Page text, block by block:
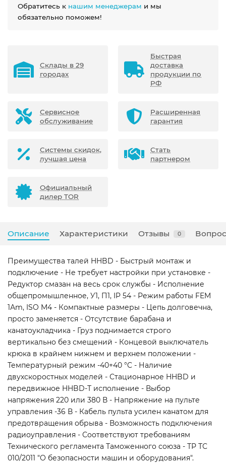
Обратитесь к нашим менеджерам и мы
обязательно поможем!
Склады в 29
городах
Быстрая
доставка
продукции по
РФ
Сервисное
обслуживание
Расширенная
гарантия
Системы скидок,
лучшая цена
Стать
партнером
Официальный
дилер TOR
Описание Характеристики Отзывы 0
Преимущества талей HHBD - Быстрый монтаж и
подключение - Не требует настройки при установке -
Редуктор смазан на весь срок службы - Исполнение
общепромышленное, У1, П1, IP 54 - Режим работы FEM
1Аm, ISO M4 - Компактные размеры - Цепь долговечна,
просто заменяется - Отсутствие барабана и
канатоукладчика - Груз поднимается строго
вертикально без смещений - Концевой выключатель
крюка в крайнем нижнем и верхнем положении -
Температурный режим -40+40 °C - Наличие
двухскоростных моделей - Стационарное HHBD и
передвижное HHBD-Т исполнение - Выбор
напряжения 220 или 380 В - Напряжение на пульте
управления -36 В - Кабель пульта усилен канатом для
предотвращения обрыва - Возможность подключения
радиоуправления - Соответствуют требованиям
Технического регламента Таможенного союза - ТР ТС
010/2011 "О безопасности машин и оборудования".